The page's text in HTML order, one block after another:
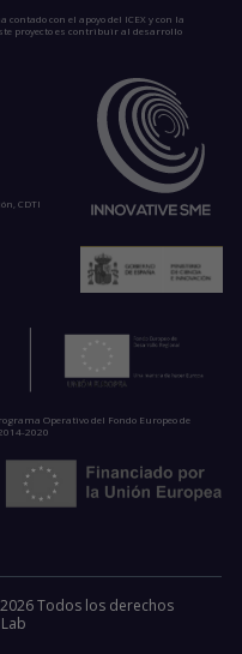
con el apoyo del ICEX y con la
proyecto es contribuir al desarrollo
CDTI
Operativo del Fondo Europeo de
2020
Todos los derechos